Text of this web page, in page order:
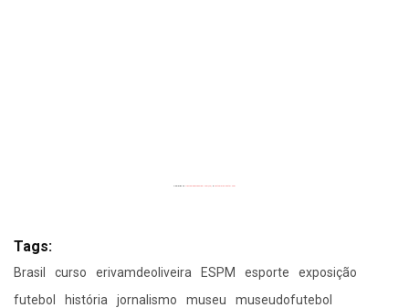
Tags:
Brasil curso erivamdeoliveira ESPM esporte
exposição
futebol
história jornalismo museu
museudofutebol